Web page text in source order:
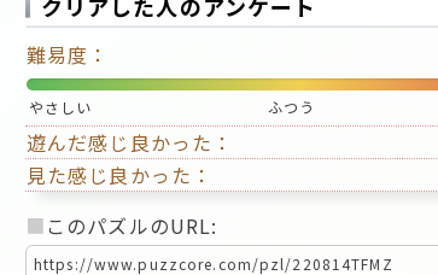
難易度：
やさしい ふつう
遊んだ感じ良かった：
見た感じ良かった：
■ このパズルのURL: